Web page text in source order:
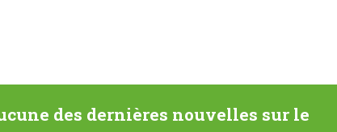
des dernières nouvelles sur le